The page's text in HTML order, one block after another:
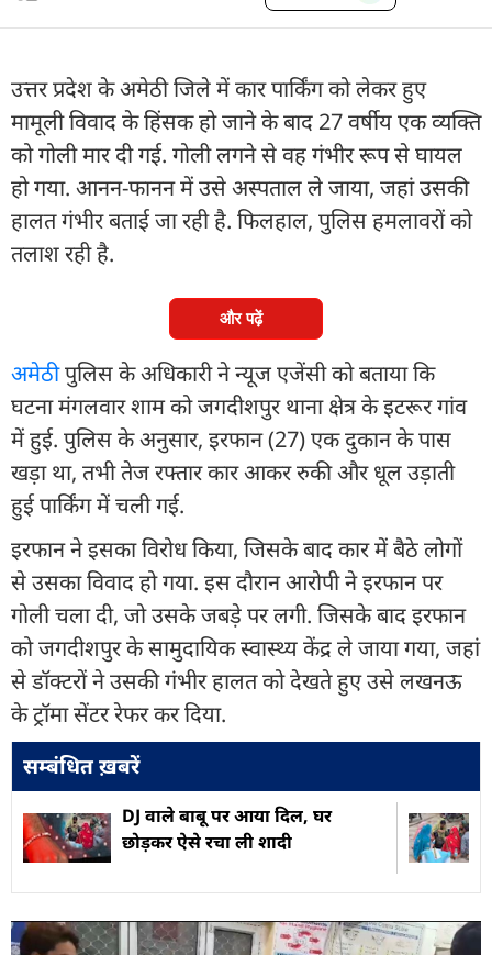
उत्तर प्रदेश के अमेठी जिले में कार पार्किंग को लेकर हुए
मामूली विवाद के हिंसक हो जाने के बाद 27 वर्षीय एक व्यक्ति
को गोली मार दी गई. गोली लगने से वह गंभीर रूप से घायल
हो गया. आनन-फानन में उसे अस्पताल ले जाया, जहां उसकी
हालत गंभीर बताई जा रही है. फिलहाल, पुलिस हमलावरों को
तलाश रही है.
और पढ़ें
अमेठीपुलिस के अधिकारी ने न्यूज एजेंसी को बताया कि
घटना मंगलवार शाम को जगदीशपुर थाना क्षेत्र के इटरूर गांव
में हुई. पुलिस के अनुसार, इरफान (27) एक दुकान के पास
खड़ा था, तभी तेज रफ्तार कार आकर रुकी और धूल उड़ाती
हुई पार्किंग में चली गई.
इरफान ने इसका विरोध किया, जिसके बाद कार में बैठे लोगों
से उसका विवाद हो गया. इस दौरान आरोपी ने इरफान पर
गोली चला दी, जो उसके जबड़े पर लगी. जिसके बाद इरफान
को जगदीशपुर के सामुदायिक स्वास्थ्य केंद्र ले जाया गया, जहां
से डॉक्टरों ने उसकी गंभीर हालत को देखते हुए उसे लखनऊ
के ट्रॉमा सेंटर रेफर कर दिया.
सम्बंधित ख़बरें
DJ वाले बाबू पर आया दिल, घर
छोड़कर ऐसे रचा ली शादी